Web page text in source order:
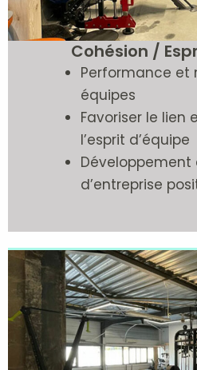
Cohésion /
Performance et
équipes
Favoriser le lien
l’esprit d’équipe
Développement
d’entreprise